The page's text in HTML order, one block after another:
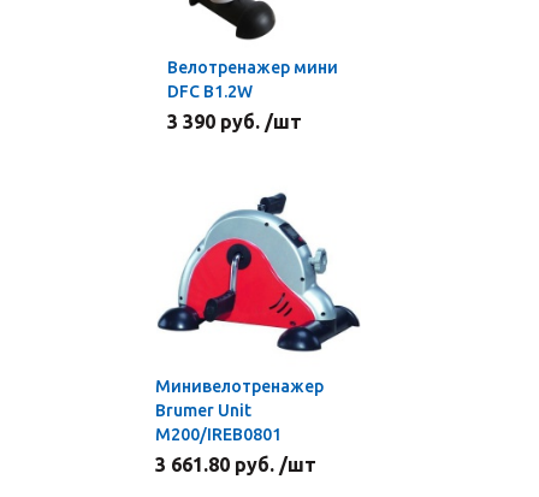
Велотренажер мини
DFC B1.2W
3 390 руб. /шт
Минивелотренажер
Brumer Unit
M200/IREB0801
3 661.80 руб. /шт